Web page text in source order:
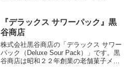
い気がしますね。ラムネ味がさっぱりと
しています。後味もさわやかで、ベタつ
きもなくていいですね。
『デラックス サワーパック』黒
谷商店
株式会社黒谷商店の「デラックス サワー
パック（Deluxe Sour Pack）」です。黒
谷商店は昭和２２年創業の老舗菓子メー